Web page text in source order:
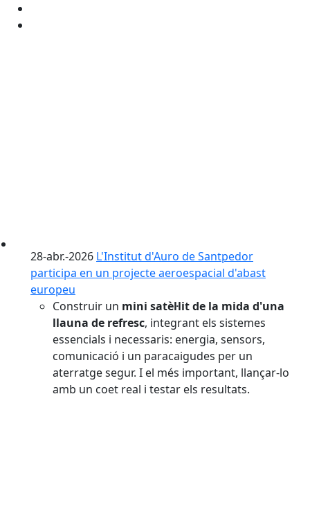
28-abr.-2026 L'Institut d'Auro de Santpedor
participa en un projecte aeroespacial d'abast
europeu
Construir un mini satèl·lit de la mida d'una
llauna de refresc, integrant els sistemes
essencials i necessaris: energia, sensors,
comunicació i un paracaigudes per un
aterratge segur. I el més important, llançar-lo
amb un coet real i testar els resultats.